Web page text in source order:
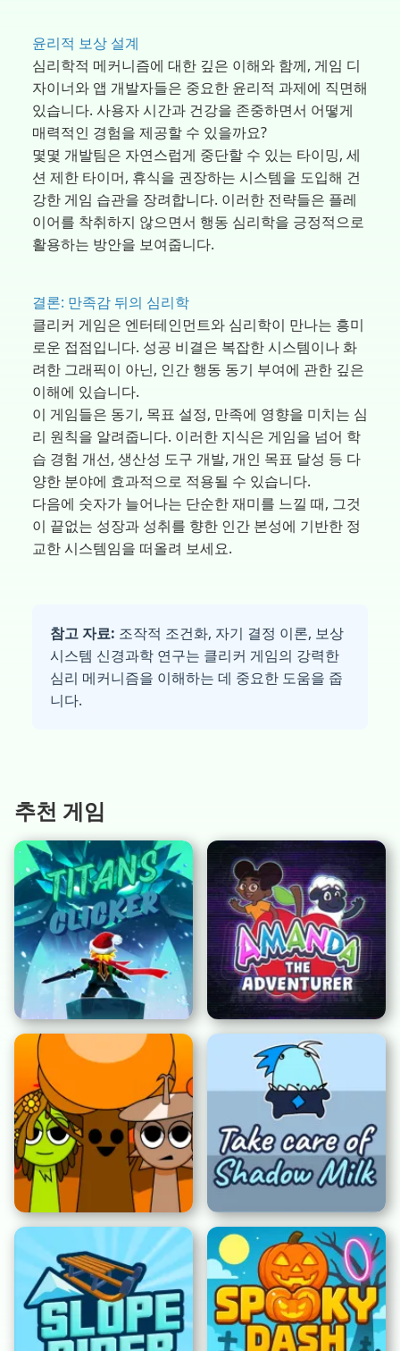
윤리적 보상 설계
심리학적 메커니즘에 대한 깊은 이해와 함께, 게임 디
자이너와 앱 개발자들은 중요한 윤리적 과제에 직면해
있습니다. 사용자 시간과 건강을 존중하면서 어떻게
매력적인 경험을 제공할 수 있을까요?
몇몇 개발팀은 자연스럽게 중단할 수 있는 타이밍, 세
션 제한 타이머, 휴식을 권장하는 시스템을 도입해 건
강한 게임 습관을 장려합니다. 이러한 전략들은 플레
이어를 착취하지 않으면서 행동 심리학을 긍정적으로
활용하는 방안을 보여줍니다.
결론: 만족감 뒤의 심리학
클리커 게임은 엔터테인먼트와 심리학이 만나는 흥미
로운 접점입니다. 성공 비결은 복잡한 시스템이나 화
려한 그래픽이 아닌, 인간 행동 동기 부여에 관한 깊은
이해에 있습니다.
이 게임들은 동기, 목표 설정, 만족에 영향을 미치는 심
리 원칙을 알려줍니다. 이러한 지식은 게임을 넘어 학
습 경험 개선, 생산성 도구 개발, 개인 목표 달성 등 다
양한 분야에 효과적으로 적용될 수 있습니다.
다음에 숫자가 늘어나는 단순한 재미를 느낄 때, 그것
이 끝없는 성장과 성취를 향한 인간 본성에 기반한 정
교한 시스템임을 떠올려 보세요.
참고 자료: 조작적 조건화, 자기 결정 이론, 보상
시스템 신경과학 연구는 클리커 게임의 강력한
심리 메커니즘을 이해하는 데 중요한 도움을 줍
니다.
추천 게임
타이탄즈 클리커 어맨더 디 어드벤처러